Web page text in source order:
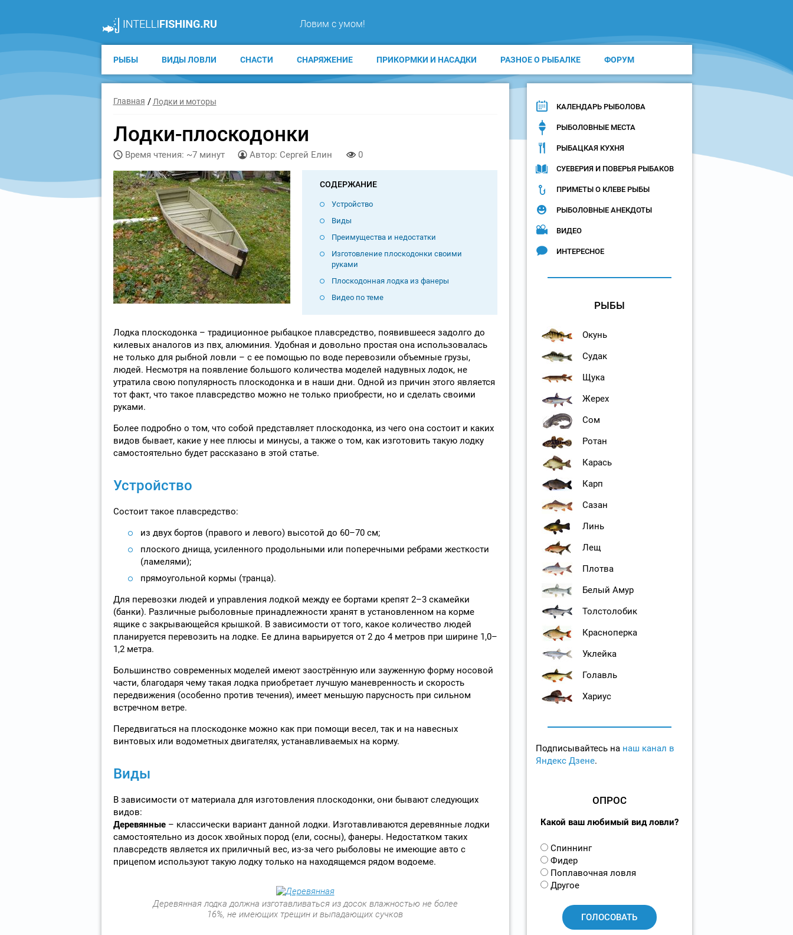
Ловим с умом!
РЫБЫ ВИДЫ ЛОВЛИ СНАСТИ СНАРЯЖЕНИЕ ПРИКОРМКИ И НАСАДКИ РАЗНОЕ О РЫБАЛКЕ ФОРУМ
Главная Лодки и моторы
Лодки-плоскодонки
Время чтения: ~7 минут Автор: Сергей Елин 0
СОДЕРЖАНИЕ
Устройство
Виды
Преимущества и недостатки
Изготовление плоскодонки своими
руками
Плоскодонная лодка из фанеры
Видео по теме
Лодка плоскодонка – традиционное рыбацкое плавсредство, появившееся задолго до
килевых аналогов из пвх, алюминия. Удобная и довольно простая она использовалась
не только для рыбной ловли – с ее помощью по воде перевозили объемные грузы,
людей. Несмотря на появление большого количества моделей надувных лодок, не
утратила свою популярность плоскодонка и в наши дни. Одной из причин этого является
тот факт, что такое плавсредство можно не только приобрести, но и сделать своими
руками.
Более подробно о том, что собой представляет плоскодонка, из чего она состоит и каких
видов бывает, какие у нее плюсы и минусы, а также о том, как изготовить такую лодку
самостоятельно будет рассказано в этой статье.
Устройство
Состоит такое плавсредство:
из двух бортов (правого и левого) высотой до 60–70 см;
плоского днища, усиленного продольными или поперечными ребрами жесткости
(ламелями);
прямоугольной кормы (транца).
Для перевозки людей и управления лодкой между ее бортами крепят 2–3 скамейки
(банки). Различные рыболовные принадлежности хранят в установленном на корме
ящике с закрывающейся крышкой. В зависимости от того, какое количество людей
планируется перевозить на лодке. Ее длина варьируется от 2 до 4 метров при ширине 1,0–
1,2 метра.
Большинство современных моделей имеют заострённую или зауженную форму носовой
части, благодаря чему такая лодка приобретает лучшую маневренность и скорость
передвижения (особенно против течения), имеет меньшую парусность при сильном
встречном ветре.
Передвигаться на плоскодонке можно как при помощи весел, так и на навесных
винтовых или водометных двигателях, устанавливаемых на корму.
Виды
В зависимости от материала для изготовления плоскодонки, они бывают следующих
видов:
Деревянные– классически вариант данной лодки. Изготавливаются деревянные лодки
самостоятельно из досок хвойных пород (ели, сосны), фанеры. Недостатком таких
плавсредств является их приличный вес, из-за чего рыболовы не имеющие авто с
прицепом используют такую лодку только на находящемся рядом водоеме.
Деревянная лодка должна изготавливаться из досок влажностью не более
16%, не имеющих трещин и выпадающих сучков
КАЛЕНДАРЬ РЫБОЛОВА
РЫБОЛОВНЫЕ МЕСТА
РЫБАЦКАЯ КУХНЯ
СУЕВЕРИЯ И ПОВЕРЬЯ РЫБАКОВ
ПРИМЕТЫ О КЛЕВЕ РЫБЫ
РЫБОЛОВНЫЕ АНЕКДОТЫ
ВИДЕО
ИНТЕРЕСНОЕ
РЫБЫ
Окунь
Судак
Щука
Жерех
Сом
Ротан
Карась
Карп
Сазан
Линь
Лещ
Плотва
Белый Амур
Толстолобик
Красноперка
Уклейка
Голавль
Хариус
Подписывайтесь на наш канал в
Яндекс Дзене.
ОПРОС
Какой ваш любимый вид ловли?
В
а
р
и
Спиннинг
Фидер
Поплавочная ловля
Другое